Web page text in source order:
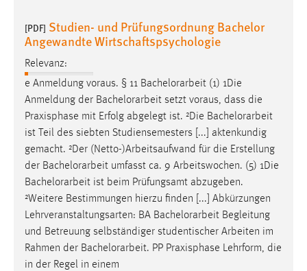
[PDF] Studien- und Prüfungsordnung Bachelor
Angewandte Wirtschaftspsychologie
Relevanz:
e Anmeldung voraus. § 11 Bachelorarbeit (1) 1Die
Anmeldung der Bachelorarbeit setzt voraus, dass die
Praxisphase mit Erfolg abgelegt ist. ²Die Bachelorarbeit
ist Teil des siebten Studiensemesters [...] aktenkundig
gemacht. ²Der (Netto-)Arbeitsaufwand für die Erstellung
der Bachelorarbeit umfasst ca. 9 Arbeitswochen. (5) 1Die
Bachelorarbeit ist beim Prüfungsamt abzugeben.
²Weitere Bestimmungen hierzu finden [...] Abkürzungen
Lehrveranstaltungsarten: BA Bachelorarbeit Begleitung
und Betreuung selbständiger studentischer Arbeiten im
Rahmen der Bachelorarbeit. PP Praxisphase Lehrform, die
in der Regel in einem